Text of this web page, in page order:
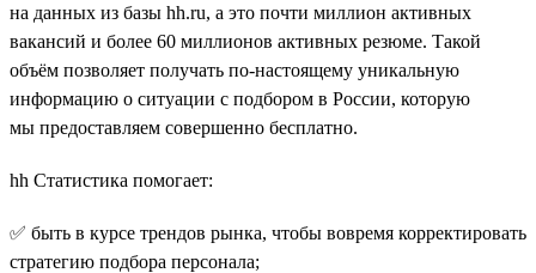
на данных из базы hh.ru, а это почти миллион активных
вакансий и более 60 миллионов активных резюме. Такой
объём позволяет получать по-настоящему уникальную
информацию о ситуации с подбором в России, которую
мы предоставляем совершенно бесплатно.
hh Статистика помогает:
✅ быть в курсе трендов рынка, чтобы вовремя корректировать
стратегию подбора персонала;